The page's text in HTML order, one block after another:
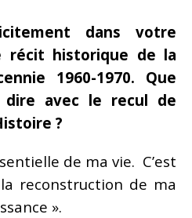
dans votre
récit historique de la
1960-1970. Que
dire avec le recul de
?
de ma vie. C’est
reconstruction de ma
».